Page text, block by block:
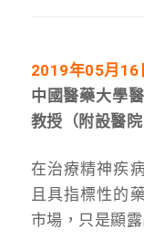
2019年05月16
中國醫藥大學
教授（附設醫院
在治療精神疾
且具指標性的
市場，只是顯